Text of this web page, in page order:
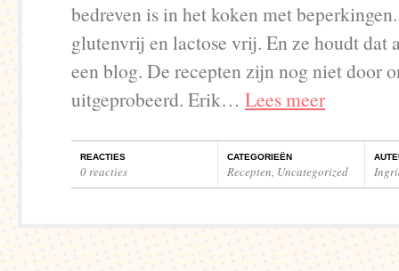
bedreven is in het koken met
glutenvrij en lactose vrij. En ze houdt dat
een blog. De recepten zijn nog niet door
uitgeprobeerd. Erik… Lees meer
REACTIES
0 reacties
CATEGORIEËN
Recepten, Uncategorized